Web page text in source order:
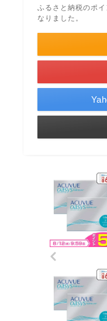
ふるさと納税のポ
なりました。